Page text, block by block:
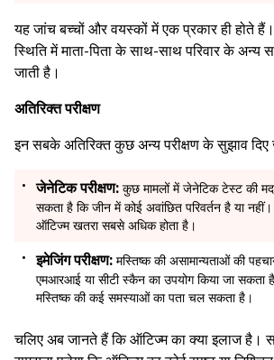
यह जांच बच्चों और वयस्कों में एक प्रकार ही होते
स्थिति में माता-पिता के साथ-साथ परिवार के अन्य
जाती है।
अतिरिक्त परीक्षण
इन सबके अतिरिक्त कुछ अन्य परीक्षण के सुझाव
जेनेटिक परीक्षण: कुछ मामलों में जेनेटिक टेस्ट की मदद
सकता है कि जीन में कोई अवांछित परिवर्तन है या नहीं।
ऑटिज्म खतरा सबसे अधिक होता है।
इमेजिंग परीक्षण: मस्तिष्क की असामान्यताओं की
एमआरआई या सीटी स्कैन का उपयोग किया जा
मस्तिष्क की कई समस्याओं का पता चल सकता है।
चलिए अब जानते हैं कि ऑटिज्म का क्या इलाज